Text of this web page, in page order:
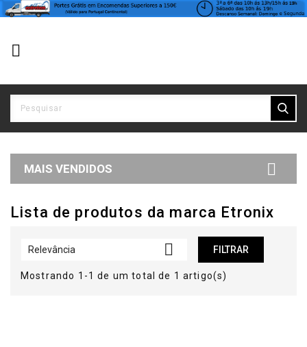

MAIS VENDIDOS 
Lista de produtos da marca Etronix
Relevância  FILTRAR
Mostrando 1-1 de um total de 1 artigo(s)